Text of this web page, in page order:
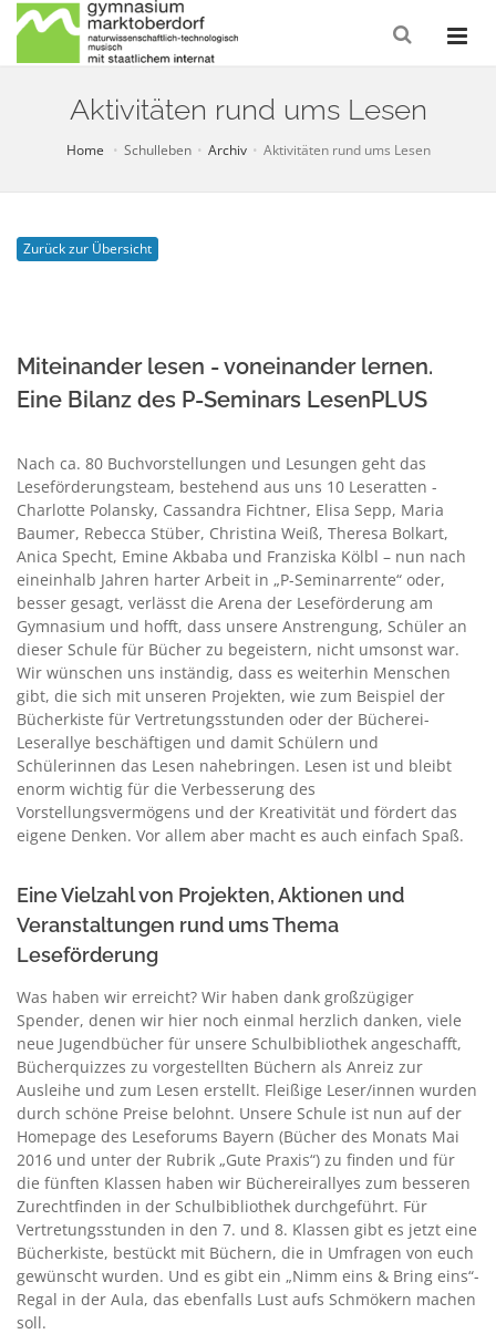
Aktivitäten rund ums Lesen
Home Schulleben Archiv Aktivitäten rund ums Lesen
Zurück zur Übersicht
Miteinander lesen - voneinander lernen.
Eine Bilanz des P-Seminars LesenPLUS
Nach ca. 80 Buchvorstellungen und Lesungen geht das
Leseförderungsteam, bestehend aus uns 10 Leseratten -
Charlotte Polansky, Cassandra Fichtner, Elisa Sepp, Maria
Baumer, Rebecca Stüber, Christina Weiß, Theresa Bolkart,
Anica Specht, Emine Akbaba und Franziska Kölbl – nun nach
eineinhalb Jahren harter Arbeit in „P-Seminarrente“ oder,
besser gesagt, verlässt die Arena der Leseförderung am
Gymnasium und hofft, dass unsere Anstrengung, Schüler an
dieser Schule für Bücher zu begeistern, nicht umsonst war.
Wir wünschen uns inständig, dass es weiterhin Menschen
gibt, die sich mit unseren Projekten, wie zum Beispiel der
Bücherkiste für Vertretungsstunden oder der Bücherei-
Leserallye beschäftigen und damit Schülern und
Schülerinnen das Lesen nahebringen. Lesen ist und bleibt
enorm wichtig für die Verbesserung des
Vorstellungsvermögens und der Kreativität und fördert das
eigene Denken. Vor allem aber macht es auch einfach Spaß.
Eine Vielzahl von Projekten, Aktionen und
Veranstaltungen rund ums Thema
Leseförderung
Was haben wir erreicht? Wir haben dank großzügiger
Spender, denen wir hier noch einmal herzlich danken, viele
neue Jugendbücher für unsere Schulbibliothek angeschafft,
Bücherquizzes zu vorgestellten Büchern als Anreiz zur
Ausleihe und zum Lesen erstellt. Fleißige Leser/innen wurden
durch schöne Preise belohnt. Unsere Schule ist nun auf der
Homepage des Leseforums Bayern (Bücher des Monats Mai
2016 und unter der Rubrik „Gute Praxis“) zu finden und für
die fünften Klassen haben wir Büchereirallyes zum besseren
Zurechtfinden in der Schulbibliothek durchgeführt. Für
Vertretungsstunden in den 7. und 8. Klassen gibt es jetzt eine
Bücherkiste, bestückt mit Büchern, die in Umfragen von euch
gewünscht wurden. Und es gibt ein „Nimm eins & Bring eins“-
Regal in der Aula, das ebenfalls Lust aufs Schmökern machen
soll.